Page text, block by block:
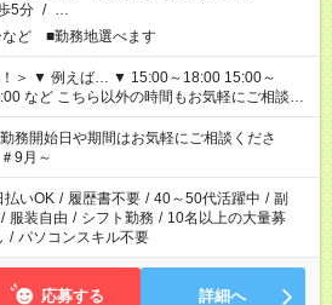
5分 / …
など ■勤務地選べます
15:00～
お気軽にご相談く
開始日や期間はお気軽にご相談くださ
9月～
払いOK / 履歴書不要 / 40～50代活躍中 / 副
/ 服装自由 / シフト勤務 / 10名以上の大量募
/ パソコンスキル不要
応募する 詳細へ